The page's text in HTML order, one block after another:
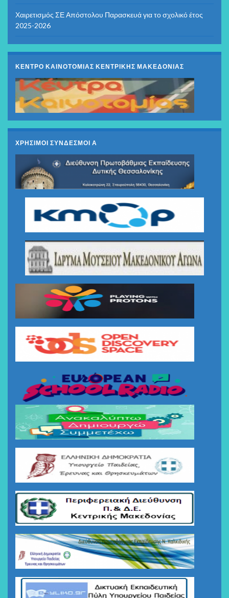
Χαιρετισμός ΣΕ Απόστολου Παρασκευά για το σχολικό έτος
2025-2026
ΚΕΝΤΡΟ ΚΑΙΝΟΤΟΜΙΑΣ ΚΕΝΤΡΙΚΗΣ ΜΑΚΕΔΟΝΙΑΣ
ΧΡΗΣΙΜΟΙ ΣΥΝΔΕΣΜΟΙ Α